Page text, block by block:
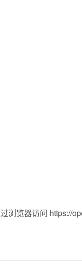
浏览器访问 https://